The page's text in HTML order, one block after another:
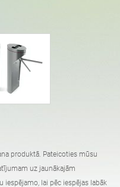
Velosipēdu statīvi
produktā. Pateicoties mūsu
uz jaunākajām
lai pēc iespējas labāk